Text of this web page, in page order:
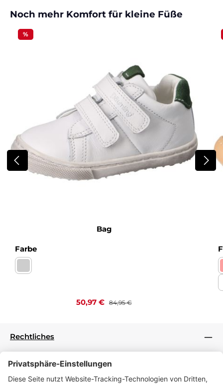
Produktgalerie überspringen
Noch mehr Komfort für kleine Füße
%
Bag
Farbeauswählen
Nappa bianco Kaltfutter
Verkaufspreis:
50,97 € Regulärer Preis:
84,95 €
Rechtliches
Informationen